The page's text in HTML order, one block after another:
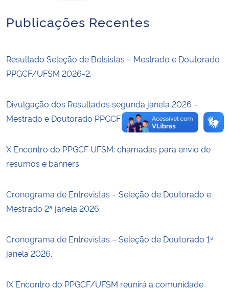
Banco Central do Brasil
Publicações Recentes
Resultado Seleção de Bolsistas – Mestrado e Doutorado
PPGCF/UFSM 2026-2.
Divulgação dos Resultados segunda janela 2026 –
Mestrado e Doutorado PPGCF
X Encontro do PPGCF UFSM: chamadas para envio de
resumos e banners
Cronograma de Entrevistas – Seleção de Doutorado e
Mestrado 2ª janela 2026.
Cronograma de Entrevistas – Seleção de Doutorado 1ª
janela 2026.
IX Encontro do PPGCF/UFSM reunirá a comunidade